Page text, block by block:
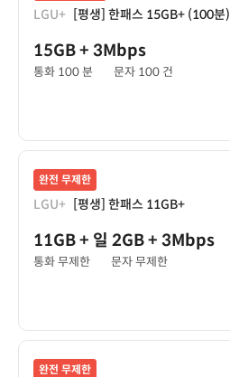
LGU+ [평생] 한패스 15GB+ (100분)
15GB+ 3Mbps
통화 100 분 문자 100 건
완전 무제한
LGU+ [평생] 한패스 11GB+
11GB+ 일 2GB+ 3Mbps
통화 무제한 문자 무제한
완전 무제한